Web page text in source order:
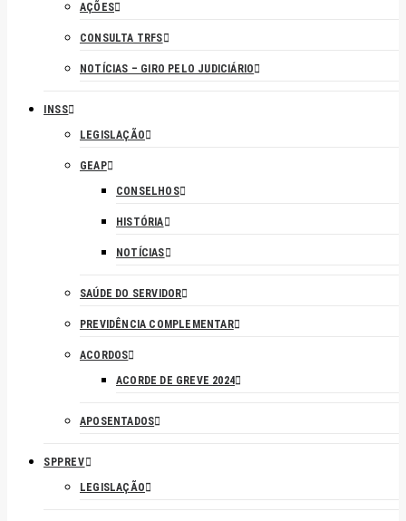
AÇÕES
CONSULTA TRFS
NOTÍCIAS – GIRO PELO JUDICIÁRIO
INSS
LEGISLAÇÃO
GEAP
CONSELHOS
HISTÓRIA
NOTÍCIAS
SAÚDE DO SERVIDOR
PREVIDÊNCIA COMPLEMENTAR
ACORDOS
ACORDE DE GREVE 2024
APOSENTADOS
SPPREV
LEGISLAÇÃO